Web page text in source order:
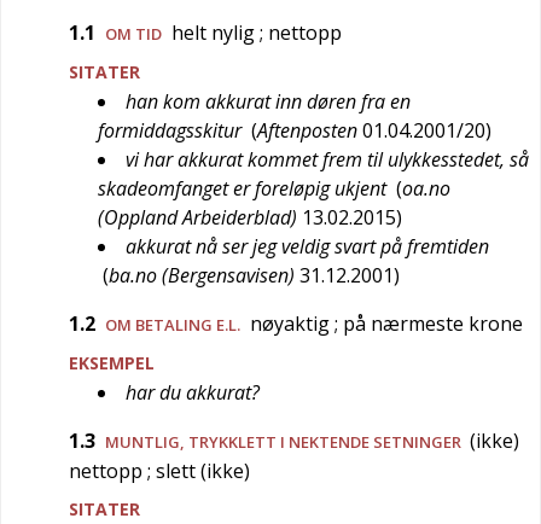
1.1
OM TID helt nylig; nettopp
SITATER
han kom akkurat inn døren fra en
formiddagsskitur (Aftenposten01.04.2001/20)
vi har akkurat kommet frem til ulykkesstedet, så
skadeomfanget er foreløpig ukjent (oa.no
(Oppland Arbeiderblad) 13.02.2015)
akkurat nå ser jeg veldig svart på fremtiden
(ba.no (Bergensavisen) 31.12.2001)
1.2 OM BETALING E.L. nøyaktig; på nærmeste krone
EKSEMPEL
har du akkurat?
1.3 MUNTLIG, TRYKKLETT I NEKTENDE SETNINGER (ikke)
nettopp ; slett (ikke)
SITATER